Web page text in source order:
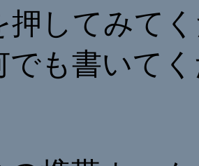
押してみて
でも書いて